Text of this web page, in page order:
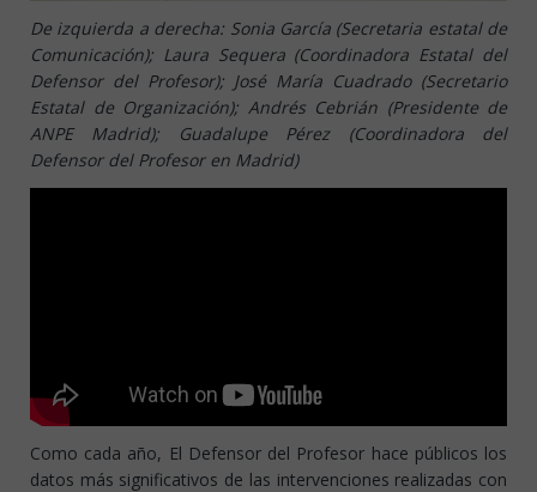
De izquierda a derecha: Sonia García (Secretaria estatal de
Comunicación); Laura Sequera (Coordinadora Estatal del
Defensor del Profesor); José María Cuadrado (Secretario
Estatal de Organización); Andrés Cebrián (Presidente de
ANPE Madrid); Guadalupe Pérez (Coordinadora del
Defensor del Profesor en Madrid)
Como cada año, El Defensor del Profesor hace públicos los
datos más significativos de las intervenciones realizadas con